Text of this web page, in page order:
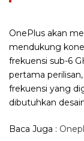
OnePlus akan
mendukung
frekuensi sub-6
pertama
frekuensi yang
dibutuhkan
Baca Juga :